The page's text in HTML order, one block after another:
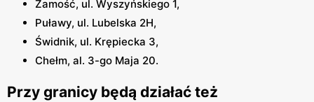
Zamość, ul. Wyszyńskiego 1,
Puławy, ul. Lubelska 2H,
Świdnik, ul. Krępiecka 3,
Chełm, al. 3-go Maja 20.
Przy granicy będą działać też